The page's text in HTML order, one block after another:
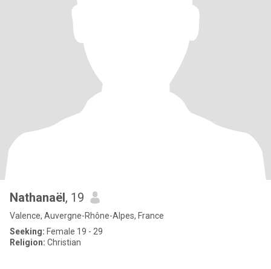
Nathanaël, 19
Valence, Auvergne-Rhône-Alpes, France
Seeking: Female 19 - 29
Religion: Christian